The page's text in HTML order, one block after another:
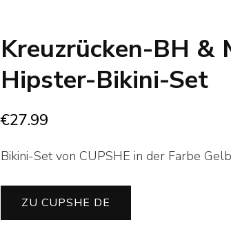
Kreuzrücken-BH &
Hipster-Bikini-Set
€27.99
Bikini-Set von CUPSHE in der Farbe
ZU CUPSHE DE